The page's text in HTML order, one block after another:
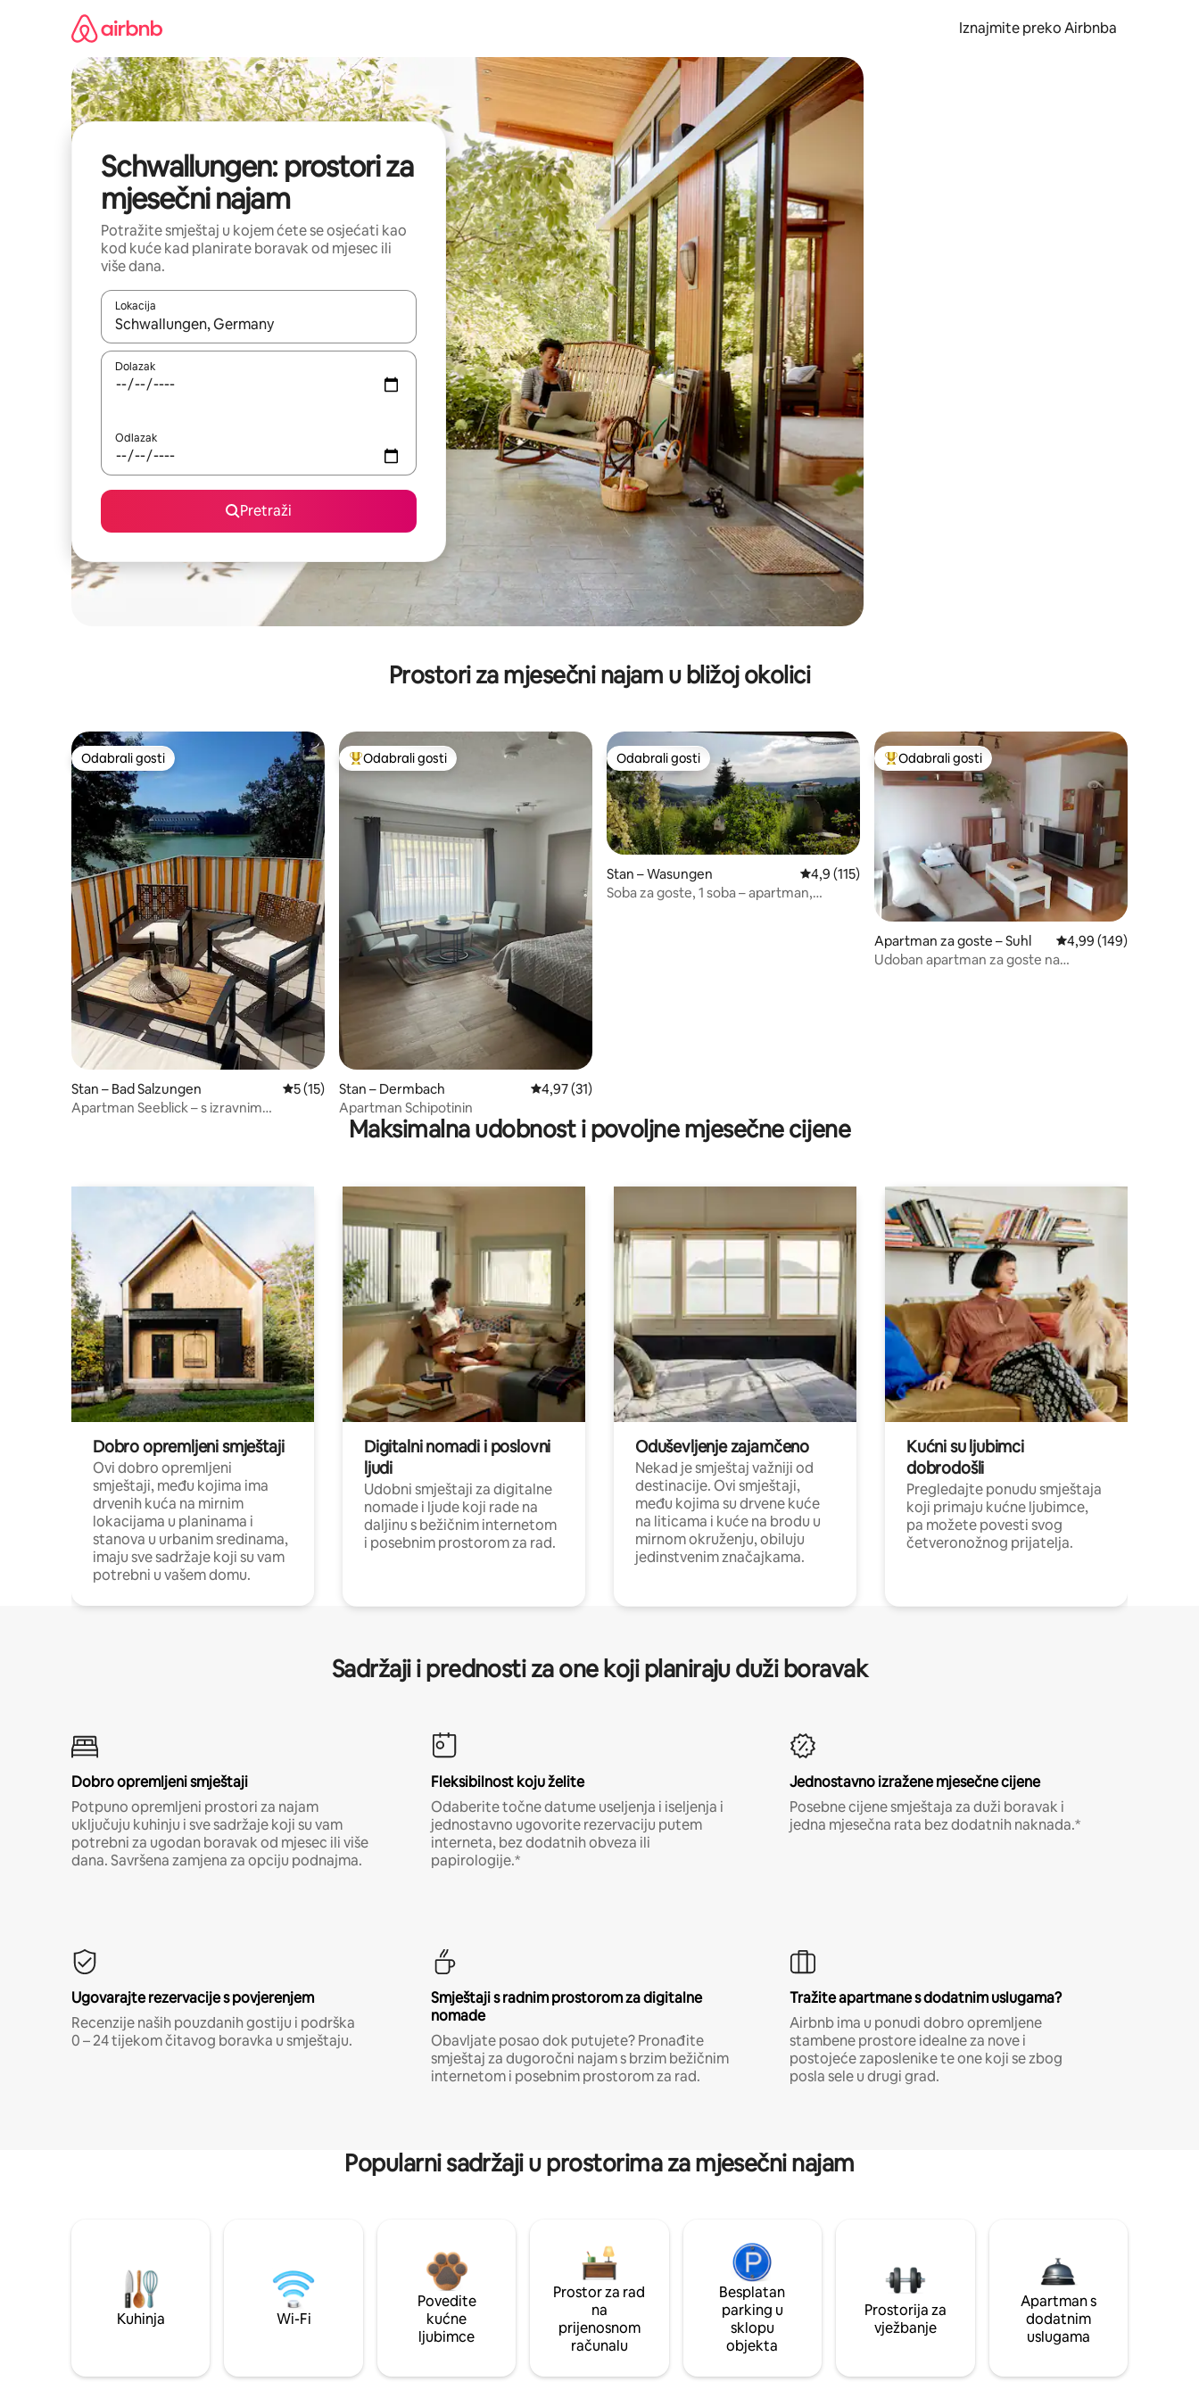
Iznajmite preko Airbnba
Schwallungen: prostori za
mjesečni najam
Potražite smještaj u kojem ćete se osjećati kao
kod kuće kad planirate boravak od mjesec ili
više dana.
Lokacija
Kada budu dostupni rezultati, moći ćete ih pregledati koristeći se strelicama prema gore i prema dolje, kao i dodirom ili prelaskom prstom po zaslonu.
Dolazak
Odlazak
Pretraži
Prostori za mjesečni najam u bližoj okolici
Odabrali gosti
Odabrali gosti
Stan – Bad Salzungen Prosječna ocjena: 5/5, recenzija: 15
5 (15)
Apartman Seeblick – s izravnim
Među najviše rangiranima s oznakom „Odabrali gosti”
Odabrali gosti
Stan – Dermbach Prosječna ocjena: 4,97/5, recenzija: 31
4,97 (31)
Apartman Schipotinin
Odabrali gosti
Odabrali gosti
Stan – Wasungen Prosječna ocjena: 4,9/5, recenzija: 115
4,9 (115)
Soba za goste, 1 soba – apartman,
Među najviše rangiranima s oznakom „Odabrali gosti”
Odabrali gosti
Apartman za goste – Suhl Prosječna ocjena:
4,99 (149)
Udoban apartman za goste na
Maksimalna udobnost i povoljne mjesečne cijene
Dobro opremljeni smještaji
Ovi dobro opremljeni
smještaji, među kojima ima
drvenih kuća na mirnim
lokacijama u planinama i
stanova u urbanim sredinama,
imaju sve sadržaje koji su vam
potrebni u vašem domu.
Digitalni nomadi i poslovni
ljudi
Udobni smještaji za digitalne
nomade i ljude koji rade na
daljinu s bežičnim internetom
i posebnim prostorom za rad.
Oduševljenje zajamčeno
Nekad je smještaj važniji od
destinacije. Ovi smještaji,
među kojima su drvene kuće
na liticama i kuće na brodu u
mirnom okruženju, obiluju
jedinstvenim značajkama.
Kućni su ljubimci
dobrodošli
Pregledajte ponudu smještaja
koji primaju kućne ljubimce,
pa možete povesti svog
četveronožnog prijatelja.
Sadržaji i prednosti za one koji planiraju duži boravak
Dobro opremljeni smještaji
Potpuno opremljeni prostori za najam
uključuju kuhinju i sve sadržaje koji su vam
potrebni za ugodan boravak od mjesec ili više
dana. Savršena zamjena za opciju podnajma.
Fleksibilnost koju želite
Odaberite točne datume useljenja i iseljenja i
jednostavno ugovorite rezervaciju putem
interneta, bez dodatnih obveza ili
papirologije.*
Jednostavno izražene mjesečne cijene
Posebne cijene smještaja za duži boravak i
jedna mjesečna rata bez dodatnih naknada.*
Ugovarajte rezervacije s povjerenjem
Recenzije naših pouzdanih gostiju i podrška
0 – 24 tijekom čitavog boravka u smještaju.
Smještaji s radnim prostorom za digitalne
nomade
Obavljate posao dok putujete? Pronađite
smještaj za dugoročni najam s brzim bežičnim
internetom i posebnim prostorom za rad.
Tražite apartmane s dodatnim uslugama?
Airbnb ima u ponudi dobro opremljene
stambene prostore idealne za nove i
postojeće zaposlenike te one koji se zbog
posla sele u drugi grad.
Popularni sadržaji u prostorima za mjesečni najam
Kuhinja Wi-Fi
Povedite
kućne
ljubimce
Prostor za rad
na
prijenosnom
računalu
Besplatan
parking u
sklopu
objekta
Prostorija za
vježbanje
Apartman s
dodatnim
uslugama